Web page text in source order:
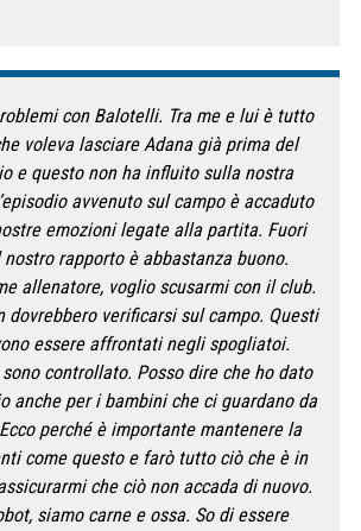
con Balotelli. Tra me e lui è tutto
voleva lasciare Adana già prima del
e questo non ha influito sulla nostra
avvenuto sul campo è accaduto
emozioni legate alla partita. Fuori
rapporto è abbastanza buono.
allenatore, voglio scusarmi con il club.
dovrebbero verificarsi sul campo. Questi
essere affrontati negli spogliatoi.
controllato. Posso dire che ho dato
anche per i bambini che ci guardano da
perché è importante mantenere la
come questo e farò tutto ciò che è in
che ciò non accada di nuovo.
siamo carne e ossa. So di essere